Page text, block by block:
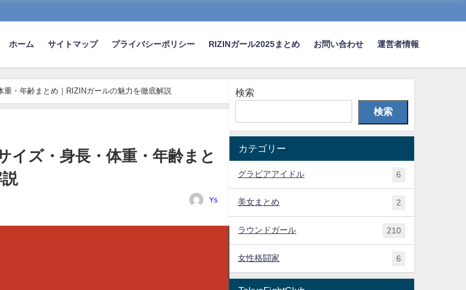
ホーム サイトマップ プライバシーポリシー RIZINガール2025まとめ お問い合わせ 運営者情報
重・年齢まとめ｜RIZINガールの魅力を徹底解説
イズ・身長・体重・年齢まと
Ys
検索
検索
カテゴリー
グラビアアイドル 6
美女まとめ 2
ラウンドガール 210
女性格闘家 6